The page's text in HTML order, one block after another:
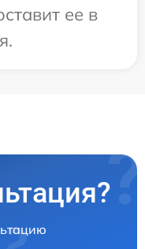
ее в